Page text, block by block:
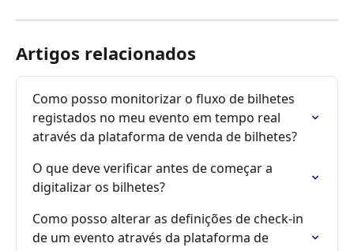
Artigos relacionados
Como posso monitorizar o fluxo de bilhetes
registados no meu evento em tempo real
através da plataforma de venda de bilhetes?
O que deve verificar antes de começar a
digitalizar os bilhetes?
Como posso alterar as definições de check-in
de um evento através da plataforma de